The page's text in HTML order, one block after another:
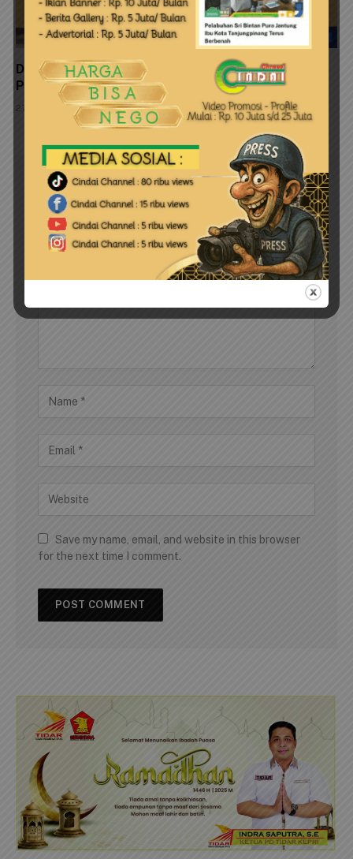
Dinas Perkim Kepri Perkuat Pembangunan Sanitasi
Pesisir Melalui Adopsi Inovasi SI PENJARAH SISIR
27 Juli 2026
LEAVE A REPLY
Save my name, email, and website in this browser
for the next time I comment.